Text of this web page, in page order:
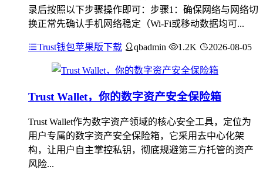
录后按照以下步骤操作即可：步骤1：确保网络与网络切
换正常先确认手机网络稳定（Wi-Fi或移动数据均可...
Trust钱包苹果版下载 qbadmin 1.2K 2026-08-05
Trust Wallet，你的数字资产安全保险箱
Trust Wallet作为数字资产领域的核心安全工具，定位为
用户专属的数字资产安全保险箱，它采用去中心化架
构，让用户自主掌控私钥，彻底规避第三方托管的资产
风险...